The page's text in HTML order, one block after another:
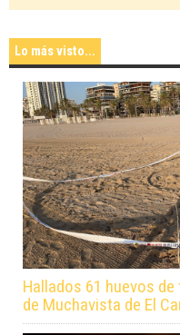
Lo más visto...
Hallados 61 huevos
de Muchavista de El